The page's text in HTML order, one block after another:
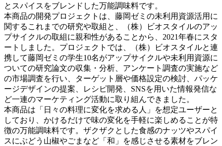
とスパイスをブレンドした万能調味料です。
本商品の開発プロジェクトは、藤岡ゼミの未利用資源活用に
関するこれまでの研究や取組と、（株）ビオスタイルのアッ
プサイクルの取組に親和性があることから、2021年春にスタ
ートしました。プロジェクトでは、（株）ビオスタイルと連
携して藤岡ゼミの学生10名がアップサイクルや未利用資源に
ついての研究論文の収集・分析、アンケート調査の実施など
の市場調査を行い、ターゲット層や価格設定の検討、パッケ
ージデザインの提案、レシピ開発、SNSを用いた情報発信な
ど一連のマーケティング活動に取り組んできました。
本商品は「日々の料理に変化を求める人」を想定ユーザーと
しており、かけるだけで味の変化を手軽に楽しめることが特
徴の万能調味料です。ザクザクとした食感のナッツやスパイ
スにぶどう山椒やごまなど「和」を感じさせる素材をブレン